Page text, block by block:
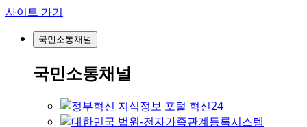
사이트 가기
국민소통채널
국민소통채널